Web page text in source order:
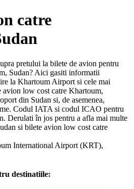
catre
pretului la bilete de avion pentru
Sudan? Aici gasiti informatii
la Khartoum Airport si cele mai
low cost catre Khartoum,
din Sudan si, de asemenea,
Codul IATA si codul ICAO pentru
Derulati în jos pentru a afla mai multe
si bilete avion low cost catre
International Airport (KRT),
destinatiile: